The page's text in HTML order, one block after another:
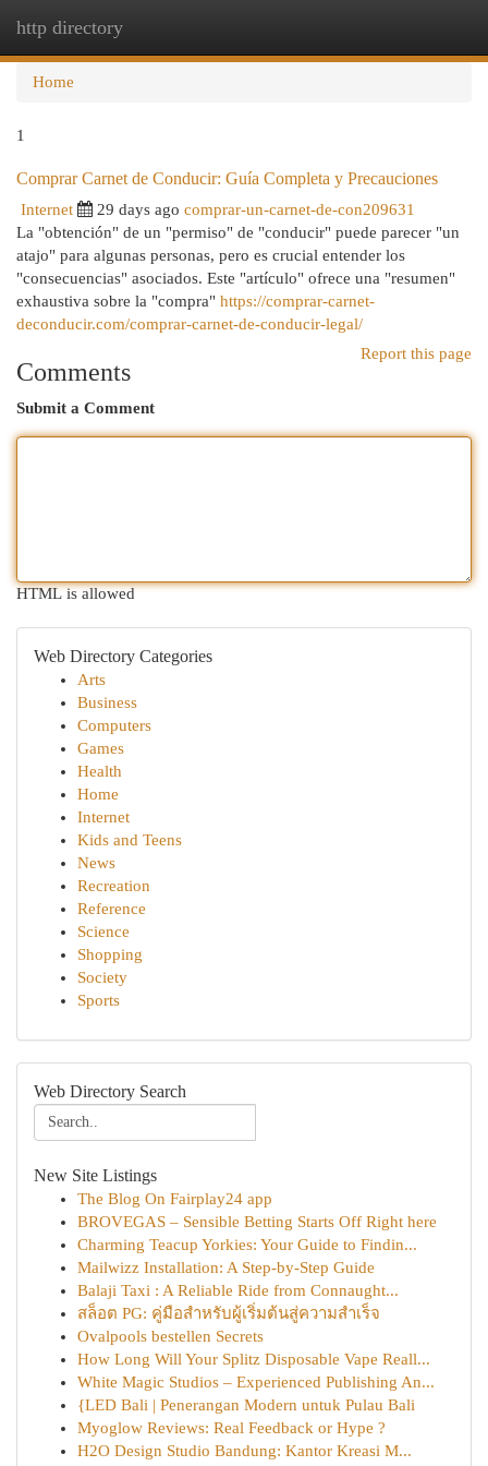
http directory
Home
1
Comprar Carnet de Conducir: Guía Completa y Precauciones
Internet 29 days ago comprar-un-carnet-de-con209631
La "obtención" de un "permiso" de "conducir" puede parecer "un
atajo" para algunas personas, pero es crucial entender los
"consecuencias" asociados. Este "artículo" ofrece una "resumen"
exhaustiva sobre la "compra" https://comprar-carnet-
deconducir.com/comprar-carnet-de-conducir-legal/
Report this page
Comments
Submit a Comment
HTML is allowed
Web Directory Categories
Arts
Business
Computers
Games
Health
Home
Internet
Kids and Teens
News
Recreation
Reference
Science
Shopping
Society
Sports
Web Directory Search
New Site Listings
The Blog On Fairplay24 app
BROVEGAS – Sensible Betting Starts Off Right here
Charming Teacup Yorkies: Your Guide to Findin...
Mailwizz Installation: A Step-by-Step Guide
Balaji Taxi : A Reliable Ride from Connaught...
สล็อต PG: คู่มือสำหรับผู้เริ่มต้นสู่ความสำเร็จ
Ovalpools bestellen Secrets
How Long Will Your Splitz Disposable Vape Reall...
White Magic Studios – Experienced Publishing An...
{LED Bali | Penerangan Modern untuk Pulau Bali
Myoglow Reviews: Real Feedback or Hype ?
H2O Design Studio Bandung: Kantor Kreasi M...